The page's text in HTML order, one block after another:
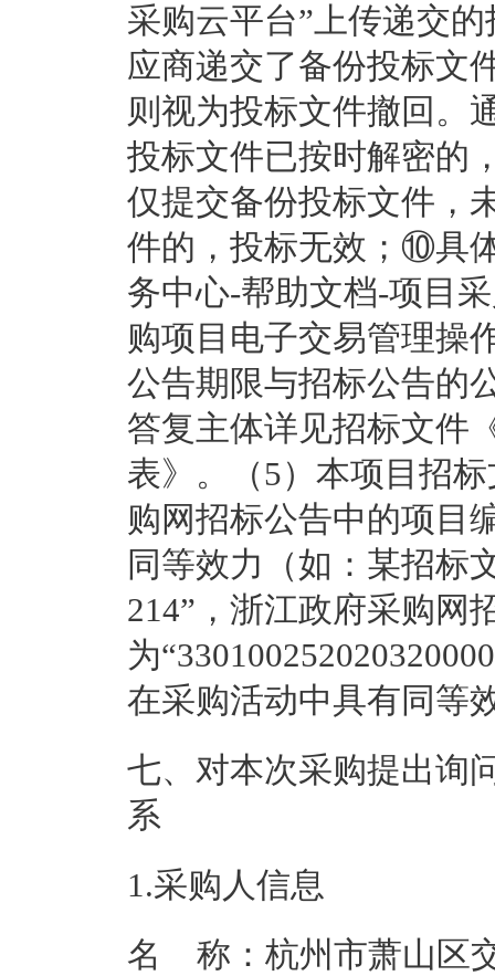
采购云平台”上传递交
应商递交了备份投标文
则视为投标文件撤回。
投标文件已按时解密的
仅提交备份投标文件，
件的，投标无效；⑩具
务中心-帮助文档-项目
购项目电子交易管理操
公告期限与招标公告的
答复主体详见招标文件
表》。（5）本项目招
购网招标公告中的项目
同等效力（如：某招标
214”，浙江政府采购网
为
在采购活动中具有同等
七、对本次采购提出询
系
1.采购人信息
名    称： 杭州市萧山区